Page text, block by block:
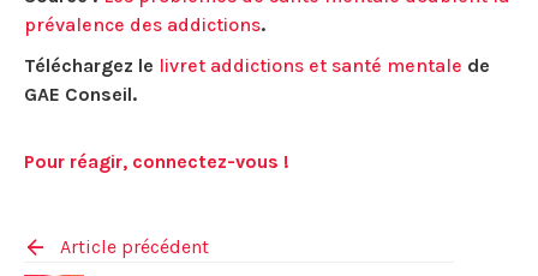
prévalence des addictions.
Téléchargez le livret addictions et santé mentale de
GAE Conseil.
Pour réagir, connectez-vous !
Article précédent